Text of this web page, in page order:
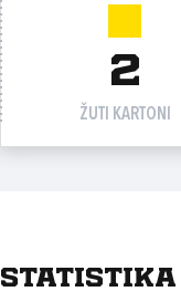
2
ŽUTI KARTONI
Statistika